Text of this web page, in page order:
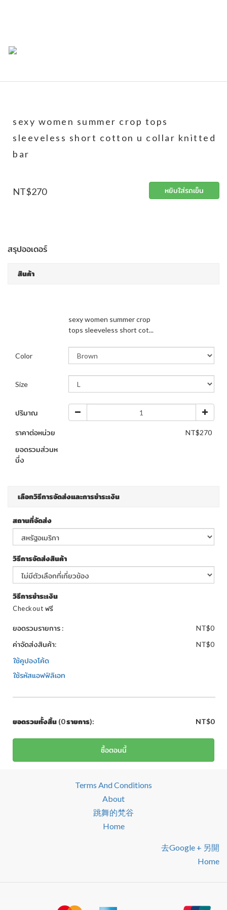
sexy women summer crop tops
sleeveless short cotton u collar knitted
bar
NT$270 หยิบใส่รถเข็น
สรุปออเดอร์
สินค้า
sexy women summer crop
tops sleeveless short cot...
Color
Size
ปริมาณ
ราคาต่อหน่วย
NT$270
ยอดรวมส่วนห
นึ่ง
เลือกวิธีการจัดส่งและการชำระเงิน
สถานที่จัดส่ง
วิธีการจัดส่งสินค้า
วิธีการชำระเงิน
Checkout ฟรี
ยอดรวมรายการ :
NT$0
ค่าจัดส่งสินค้า:
NT$0
ใช้คูปองโค้ด
ใช้รหัสแอฟฟิลิเอท
ยอดรวมทั้งสิ้น (0 รายการ): NT$0
ซื้อตอนนี้
Terms And Conditions
About
跳舞的梵谷
Home
去google + 另開
Home